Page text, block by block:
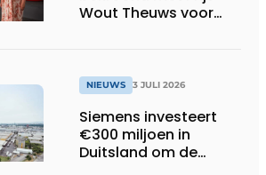
Wout Theuws voor
NIEUWS 3 JULI 2026
Siemens investeert
€300 miljoen in
Duitsland om de